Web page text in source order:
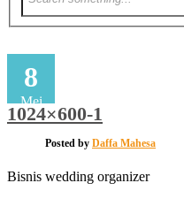
8
Mei
1024×600-1
Posted by Daffa Mahesa
Bisnis wedding organizer